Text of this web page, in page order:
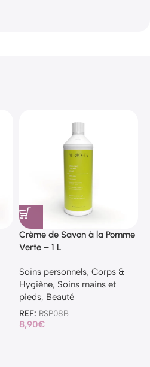
Crème de Savon à la Pomme
Verte – 1 L
Soins personnels, Corps &
Hygiène, Soins mains et
pieds, Beauté
REF: RSP08B
8,90€